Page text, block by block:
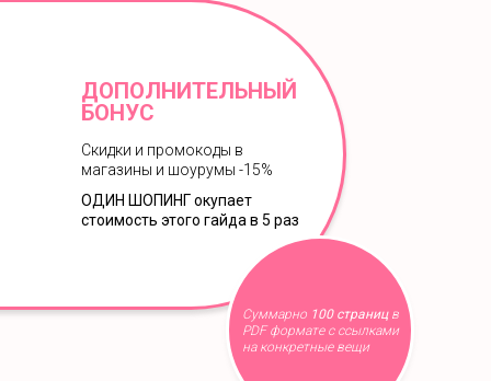
ДОПОЛНИТЕЛЬНЫЙ
БОНУС
Скидки и промокоды в
магазины и шоурумы -15%
ОДИН ШОПИНГ окупает
стоимость этого гайда в 5 раз
Суммарно 100 страницв
PDF формате с ссылками
на конкретные вещи